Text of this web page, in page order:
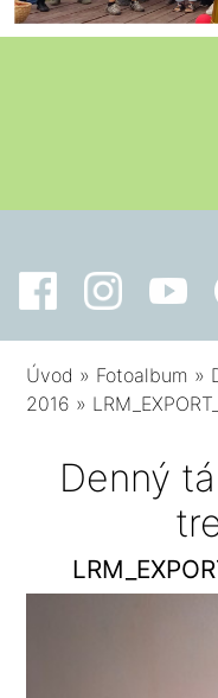
Úvod » Fotoalbum »
2016 »
Denný